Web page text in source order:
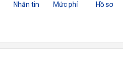
Nhắn tin Mức phí Hồ sơ